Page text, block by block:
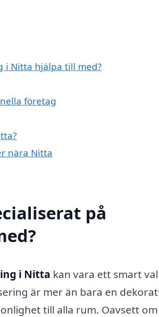
i Nitta hjälpa till med?
företag
nära Nitta
på
i Nitta kan vara ett smart
är mer än bara en
till alla rum. Oavsett